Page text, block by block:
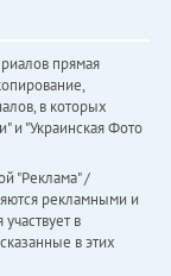
прямая
в которых
и "Украинская Фото
"Реклама" /
рекламными и
в
в этих